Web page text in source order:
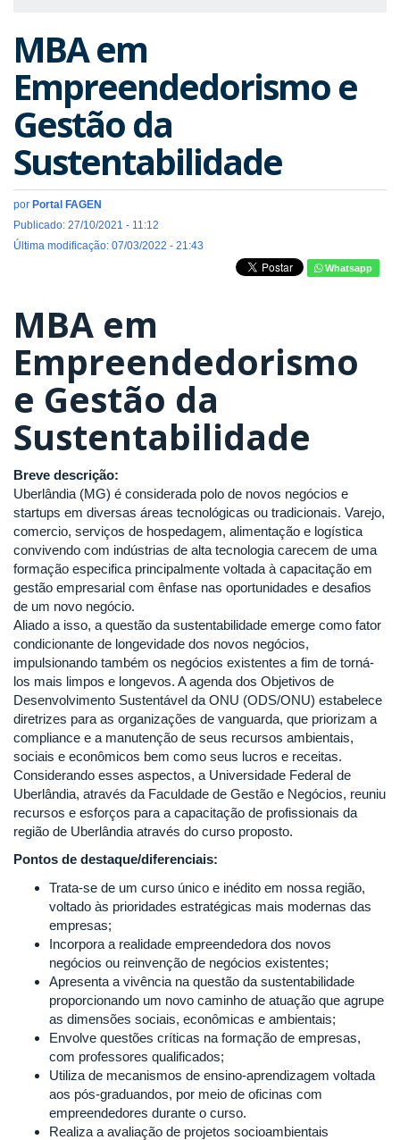
MBA em
Empreendedorismo e
Gestão da
Sustentabilidade
por Portal FAGEN
Publicado: 27/10/2021 - 11:12
Última modificação: 07/03/2022 - 21:43
Whatsapp
MBA em
Empreendedorismo
e Gestão da
Sustentabilidade
Breve descrição:
Uberlândia (MG) é considerada polo de novos negócios e
startups em diversas áreas tecnológicas ou tradicionais. Varejo,
comercio, serviços de hospedagem, alimentação e logística
convivendo com indústrias de alta tecnologia carecem de uma
formação especifica principalmente voltada à capacitação em
gestão empresarial com ênfase nas oportunidades e desafios
de um novo negócio.
Aliado a isso, a questão da sustentabilidade emerge como fator
condicionante de longevidade dos novos negócios,
impulsionando também os negócios existentes a fim de torná-
los mais limpos e longevos. A agenda dos Objetivos de
Desenvolvimento Sustentável da ONU (ODS/ONU) estabelece
diretrizes para as organizações de vanguarda, que priorizam a
compliance e a manutenção de seus recursos ambientais,
sociais e econômicos bem como seus lucros e receitas.
Considerando esses aspectos, a Universidade Federal de
Uberlândia, através da Faculdade de Gestão e Negócios, reuniu
recursos e esforços para a capacitação de profissionais da
região de Uberlândia através do curso proposto.
Pontos de destaque/diferenciais:
Trata-se de um curso único e inédito em nossa região,
voltado às prioridades estratégicas mais modernas das
empresas;
Incorpora a realidade empreendedora dos novos
negócios ou reinvenção de negócios existentes;
Apresenta a vivência na questão da sustentabilidade
proporcionando um novo caminho de atuação que agrupe
as dimensões sociais, econômicas e ambientais;
Envolve questões críticas na formação de empresas,
com professores qualificados;
Utiliza de mecanismos de ensino-aprendizagem voltada
aos pós-graduandos, por meio de oficinas com
empreendedores durante o curso.
Realiza a avaliação de projetos socioambientais